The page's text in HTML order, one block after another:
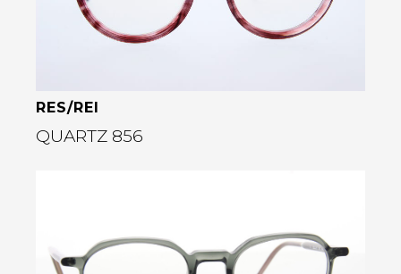
RES/REI
QUARTZ 856